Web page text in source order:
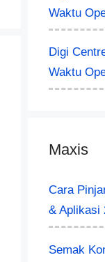
Waktu
Digi
Waktu
Maxis
Cara
& Aplikasi
Semak